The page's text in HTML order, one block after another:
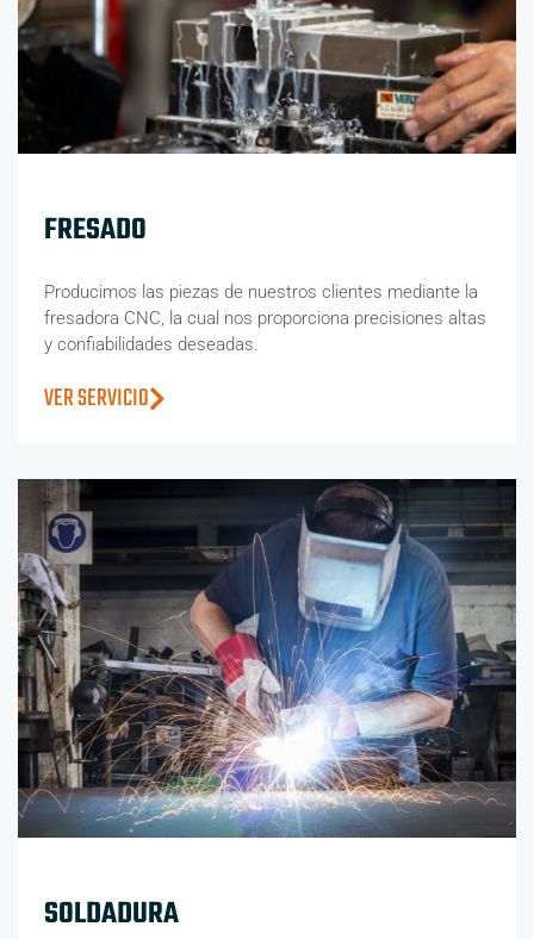
FRESADO
Producimos las piezas de nuestros clientes mediante la
fresadora CNC, la cual nos proporciona precisiones altas
y confiabilidades deseadas.
VER SERVICIO
SOLDADURA